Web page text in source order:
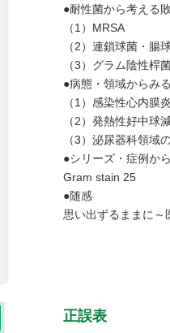
●耐性菌から考える
（1）MRSA
（2）連鎖球菌・腸
（3）グラム陰性桿
●病態・領域からみ
（1）感染性心内膜炎
（2）発熱性好中球
（3）泌尿器科領域
●シリーズ・症例か
Gram stain 25
●随感
思い出ずるままに～
正誤表